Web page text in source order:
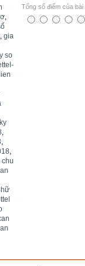
gia
so
chu
Tổng số điểm của